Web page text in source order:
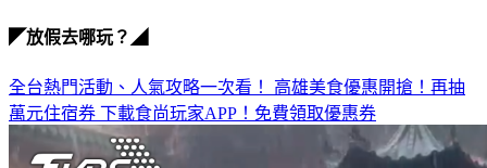
◤放假去哪玩？◢
全台熱門活動、人氣攻略一次看！ 高雄美食優惠開搶！再抽
萬元住宿券 下載食尚玩家APP！免費領取優惠券